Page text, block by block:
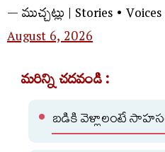
— ముచ్చట్లు | Stories •
August 6, 2026
మరిన్ని చదవండి :
బడికి వెళ్లాలంటే